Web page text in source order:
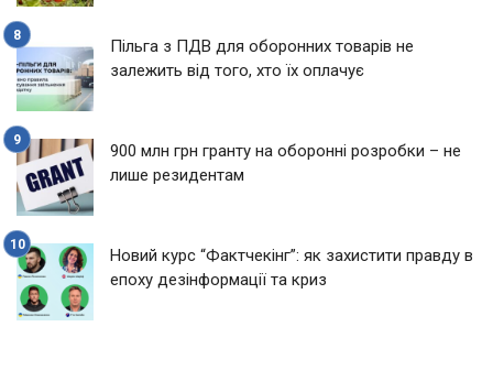
Пільга з ПДВ для оборонних товарів не
залежить від того, хто їх оплачує
900 млн грн гранту на оборонні розробки – не
лише резидентам
Новий курс “Фактчекінг”: як захистити правду в
епоху дезінформації та криз